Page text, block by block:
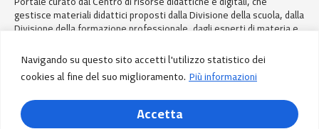
Navigando su questo sito accetti l'utilizzo statistico dei
cookies al fine del suo miglioramento. Più informazioni
Accetta
gestisce materiali didattici proposti dalla Divisione della scuola, dalla
Divisione della formazione professionale, dagli esperti di materia e
© Divisione della scuola – Repubblica e Cantone Ticino
Informazioni legali